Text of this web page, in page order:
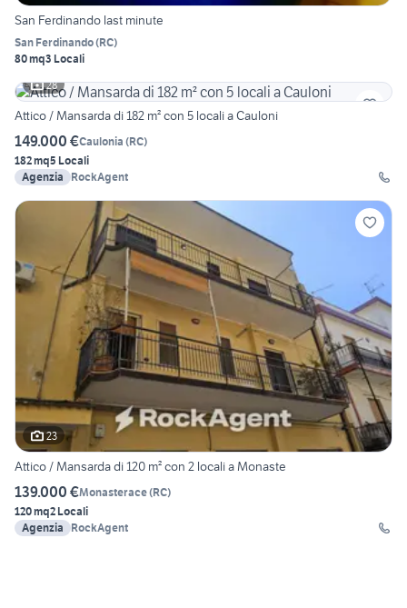
San Ferdinando last minute
San Ferdinando(RC)
80 mq3 Locali
28
Attico / Mansarda di 182 m² con 5 locali a Cauloni
149.000 €Caulonia (RC)
182 mq5 Locali
Agenzia
RockAgent
23
Attico / Mansarda di 120 m² con 2 locali a Monaste
139.000 €Monasterace(RC)
120 mq2 Locali
Agenzia
RockAgent